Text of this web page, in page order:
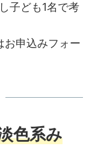
子ども1名で考
お申込みフォー
色系み